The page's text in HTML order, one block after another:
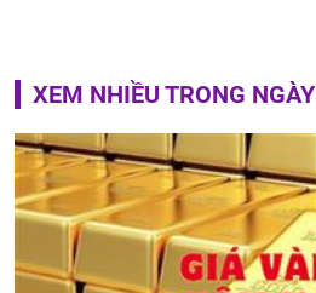
XEM NHIỀU TRONG NGÀY